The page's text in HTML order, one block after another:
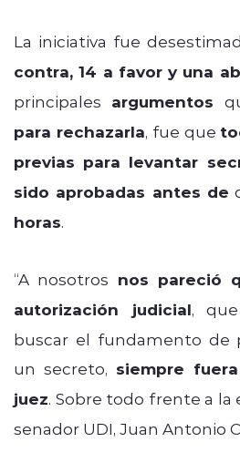
La iniciativa fue
contra, 14 a favor y una
principales argumentos
para rechazarla, fue que
previas para levantar
sido aprobadas antes de
horas.
“A nosotros nos pareció
autorización judicial,
buscar el fundamento de
un secreto, siempre
juez. Sobre todo frente a la
senador UDI, Juan Antonio